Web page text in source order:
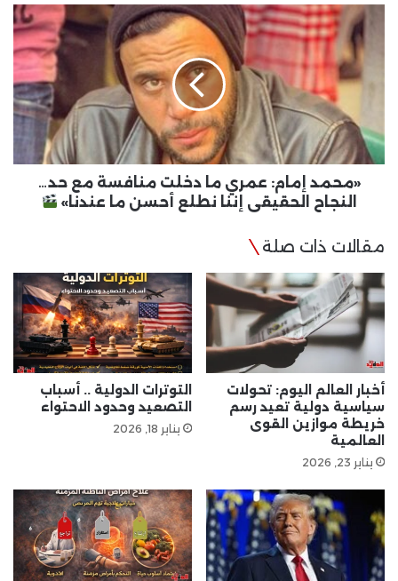
«محمد
عمري
دخلت
حد…
النجاح
الحقيقي
أحسن
ما
عندنا»
«محمد إمام: عمري ما دخلت منافسة مع حد…
النجاح الحقيقي إننا نطلع أحسن ما عندنا»
مقالات ذات صلة
أخبار العالم اليوم: تحولات
سياسية دولية تعيد رسم
خريطة موازين القوى
العالمية
يناير 23, 2026
التوترات الدولية .. أسباب
التصعيد وحدود الاحتواء
يناير 18, 2026